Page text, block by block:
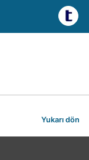
Yukarı dön